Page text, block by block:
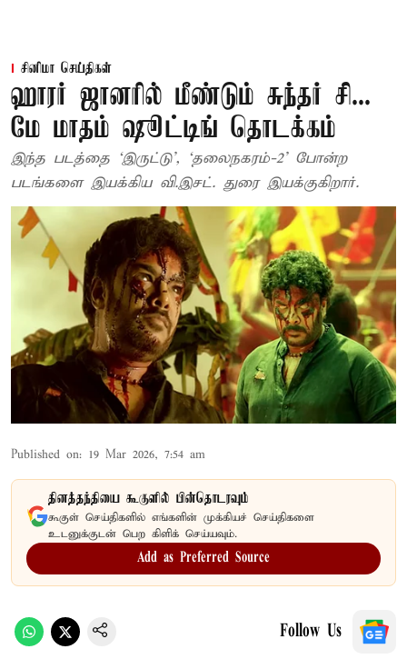
சினிமா செய்திகள்
ஹாரர் ஜானரில் மீண்டும் சுந்தர் சி...
மே மாதம் ஷூட்டிங் தொடக்கம்
இந்த படத்தை ‘இருட்டு’, ‘தலைநகரம்-2’ போன்ற
படங்களை இயக்கிய வி.இசட். துரை இயக்குகிறார்.
Published on: 19 Mar 2026, 7:54 am
தினத்தந்தியை கூகுளில் பின்தொடரவும்
கூகுள் செய்திகளில் எங்களின் முக்கியச் செய்திகளை
உடனுக்குடன் பெற கிளிக் செய்யவும்.
Add as Preferred Source
Follow Us